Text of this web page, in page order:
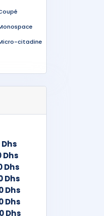
citadine
Dhs
Dhs
Dhs
Dhs
Dhs
Dhs
Dhs